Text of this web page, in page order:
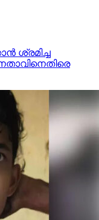
ശ്രമിച്ച